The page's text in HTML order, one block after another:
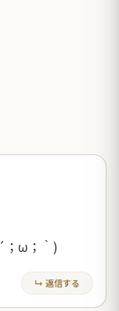
；ω；｀)
↳ 返信する